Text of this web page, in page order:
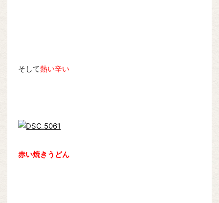
そして熱い辛い
赤い焼きうどん